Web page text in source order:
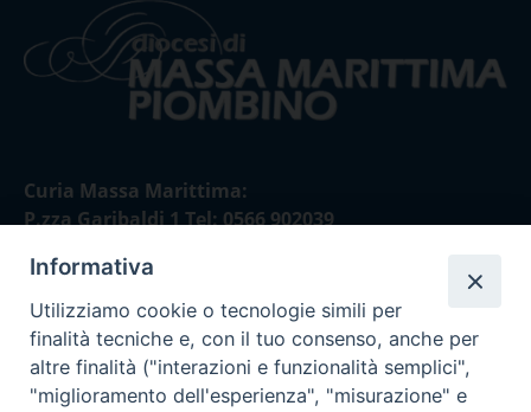
Curia Massa Marittima:
P.zza Garibaldi 1 Tel: 0566 902039
Curia Piombino:
Via Don Minzoni,58/A Tel e Fax: 0565 32036
E-mail:
curia@diocesimassamarittima.it
Informativa
Utilizziamo cookie o tecnologie simili per
finalità tecniche e, con il tuo consenso, anche per
altre finalità ("interazioni e funzionalità semplici",
"miglioramento dell'esperienza", "misurazione" e